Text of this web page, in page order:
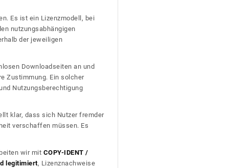
Es ist ein Lizenzmodell, bei
nutzungsabhängigen
der jeweiligen
Downloadseiten an und
Zustimmung. Ein solcher
Nutzungsberechtigung
klar, dass sich Nutzer fremder
verschaffen müssen. Es
wir mit COPY-IDENT /
legitimiert, Lizenznachweise